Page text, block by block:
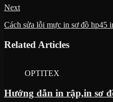
Next
Cách sửa lỗi mực in sơ đồ hp45
Related Articles
OPTITEX
Hướng dẫn in rập,in sơ